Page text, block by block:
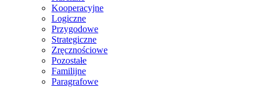
Kooperacyjne
Logiczne
Przygodowe
Strategiczne
Zręcznościowe
Pozostałe
Familijne
Paragrafowe